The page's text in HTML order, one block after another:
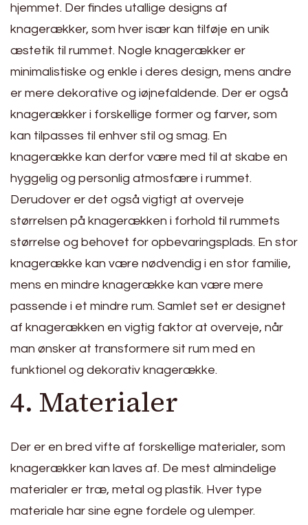
hjemmet. Der findes utallige designs af
knagerækker, som hver især kan tilføje en unik
æstetik til rummet. Nogle knagerækker er
minimalistiske og enkle i deres design, mens andre
er mere dekorative og iøjnefaldende. Der er også
knagerækker i forskellige former og farver, som
kan tilpasses til enhver stil og smag. En
knagerække kan derfor være med til at skabe en
hyggelig og personlig atmosfære i rummet.
Derudover er det også vigtigt at overveje
størrelsen på knagerækken i forhold til rummets
størrelse og behovet for opbevaringsplads. En stor
knagerække kan være nødvendig i en stor familie,
mens en mindre knagerække kan være mere
passende i et mindre rum. Samlet set er designet
af knagerækken en vigtig faktor at overveje, når
man ønsker at transformere sit rum med en
funktionel og dekorativ knagerække.
4. Materialer
Der er en bred vifte af forskellige materialer, som
knagerækker kan laves af. De mest almindelige
materialer er træ, metal og plastik. Hver type
materiale har sine egne fordele og ulemper.